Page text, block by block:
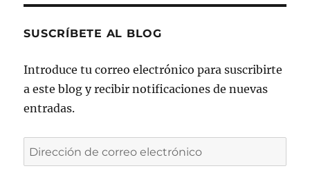
SUSCRÍBETE AL BLOG
Introduce tu correo electrónico para suscribirte
a este blog y recibir notificaciones de nuevas
entradas.
Dirección
de